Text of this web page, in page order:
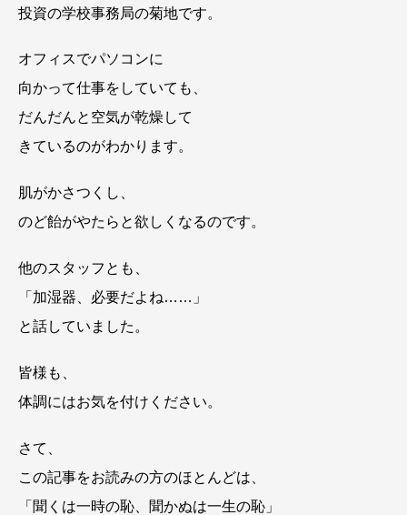
投資の学校事務局の菊地です。
オフィスでパソコンに
向かって仕事をしていても、
だんだんと空気が乾燥して
きているのがわかります。
肌がかさつくし、
のど飴がやたらと欲しくなるのです。
他のスタッフとも、
「加湿器、必要だよね……」
と話していました。
皆様も、
体調にはお気を付けください。
さて、
この記事をお読みの方のほとんどは、
「聞くは一時の恥、聞かぬは一生の恥」